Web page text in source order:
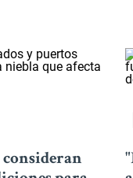
consideran